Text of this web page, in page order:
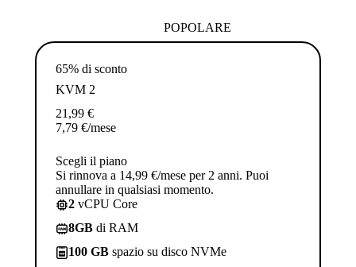
POPOLARE
65% di sconto
KVM 2
21,99 €
7,79 €/mese
Scegli il piano
Si rinnova a 14,99 €/mese per 2 anni. Puoi
annullare in qualsiasi momento.
2 vCPU Core
8GB di RAM
100 GB spazio su disco NVMe